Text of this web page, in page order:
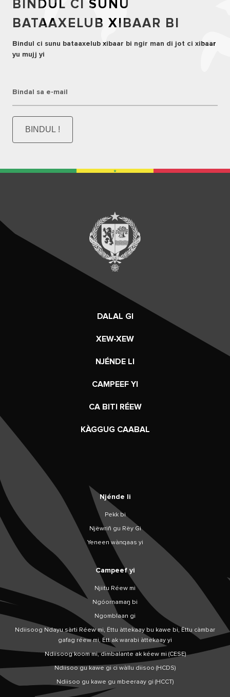
BINDUL CI SUNU
BATAAXELUB XIBAAR BI
Bindul ci sunu bataaxelub xibaar bi ngir man di jot ci xibaar
yu mujj yi
Bindal sa e-mail
BINDUL !
DALAL GI
XEW-XEW
NJÉNDE LI
CAMPEEF YI
CA BITI RÉEW
KÀGGUG CAABAL
Njénde li
Pekk bi
Njëwriñ gu Rëy Gi
Yeneen wànqaas yi
Campeef yi
Njiitu Réew mi
Ngóornamaŋ bi
Ngomblaan gi
Ndiisoog Ndayu sàrti Réew mi, Ëttu àttekaay bu kawe bi, Ëttu càmbar
gafag réew mi, Ëtt ak warabi àttekaay yi
Ndiisoog koom mi, dimbalante ak kéew mi (CESE)
Ndiisoo gu kawe gi ci wàllu diisoo (HCDS)
Ndiisoo gu kawe gu mbeeraay gi (HCCT)